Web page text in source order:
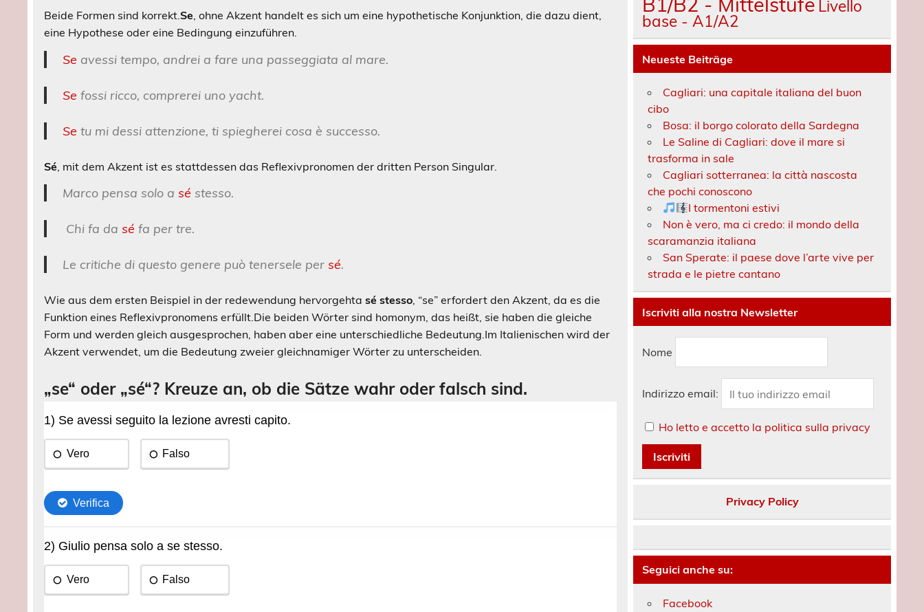
Beide Formen sind korrekt.Se, ohne Akzent handelt es sich um eine hypothetische Konjunktion, die dazu dient,
eine Hypothese oder eine Bedingung einzuführen.
Se avessi tempo, andrei a fare una passeggiata al mare.
Se fossi ricco, comprerei uno yacht.
Se tu mi dessi attenzione, ti spiegherei cosa è successo.
Sé , mit dem Akzent ist es stattdessen das Reflexivpronomen der dritten Person Singular.
Marco pensa solo a sé stesso.
Chi fa da sé fa per tre.
Le critiche di questo genere può tenersele per sé.
Wie aus dem ersten Beispiel in der redewendung hervorgehtasé stesso, “se” erfordert den Akzent, da es die
Funktion eines Reflexivpronomens erfüllt.Die beiden Wörter sind homonym, das heißt, sie haben die gleiche
Form und werden gleich ausgesprochen, haben aber eine unterschiedliche Bedeutung.Im Italienischen wird der
Akzent verwendet, um die Bedeutung zweier gleichnamiger Wörter zu unterscheiden.
„se“ oder „sé“? Kreuze an, ob die Sätze wahr oder falsch sind.
Livello
base - A1/A2
Neueste Beiträge
Cagliari: una capitale italiana del buon
cibo
Bosa: il borgo colorato della Sardegna
Le Saline di Cagliari: dove il mare si
trasforma in sale
Cagliari sotterranea: la città nascosta
che pochi conoscono
I tormentoni estivi
Non è vero, ma ci credo: il mondo della
scaramanzia italiana
San Sperate: il paese dove l’arte vive per
strada e le pietre cantano
Iscriviti alla nostra Newsletter
Nome
Indirizzo email:
Ho letto e accetto la politica sulla privacy
Privacy Policy
Seguici anche su:
Facebook